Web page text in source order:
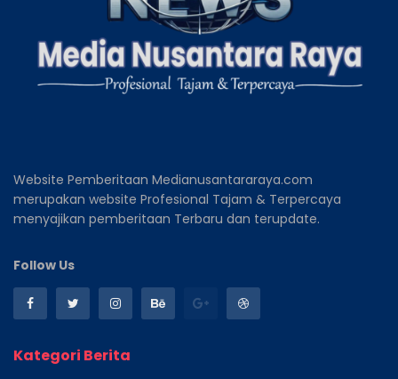
Website Pemberitaan Medianusantararaya.com
merupakan website Profesional Tajam & Terpercaya
menyajikan pemberitaan Terbaru dan terupdate.
Follow Us
Kategori Berita